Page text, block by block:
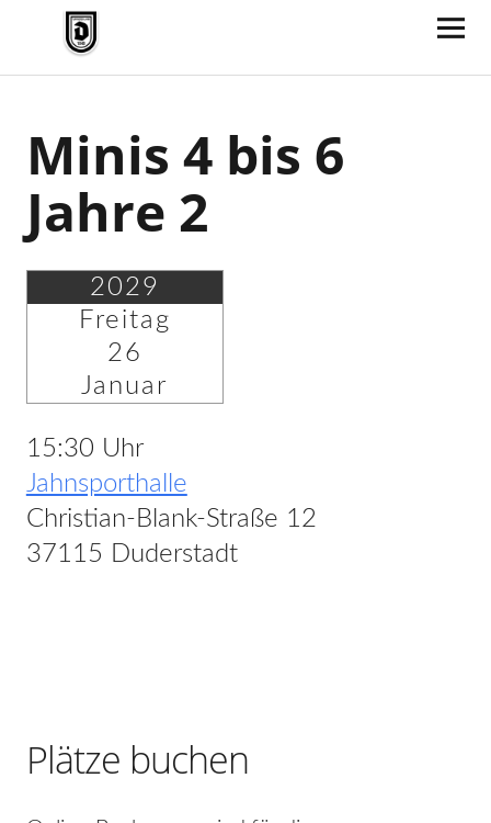
TV Jahn Duderstadt
Minis 4 bis 6
Jahre 2
2029
Freitag
26
Januar
15:30 Uhr
Jahnsporthalle
Christian-Blank-Straße 12
37115 Duderstadt
Plätze buchen